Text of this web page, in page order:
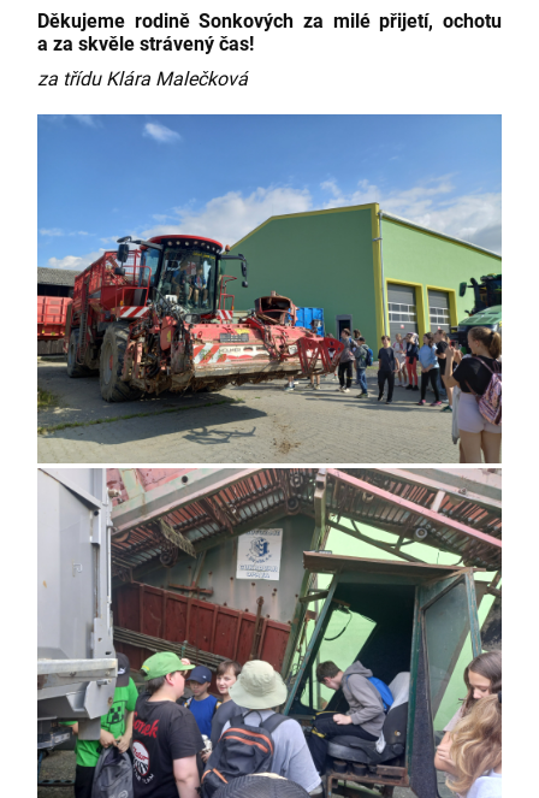
Děkujeme rodině Sonkových za milé přijetí, ochotu
a za skvěle strávený čas!
za třídu Klára Malečková